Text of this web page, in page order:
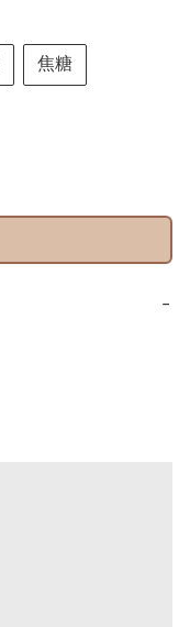
焦糖
−